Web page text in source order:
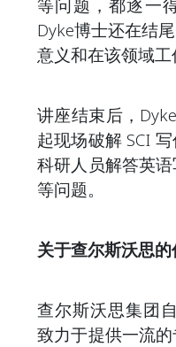
等问题，都逐一
Dyke博士还在结
意义和在该领域工
讲座结束后，
起现场破解 SCI
科研人员解答英
等问题。
关于查尔斯沃思
查尔斯沃思集团
致力于提供一流